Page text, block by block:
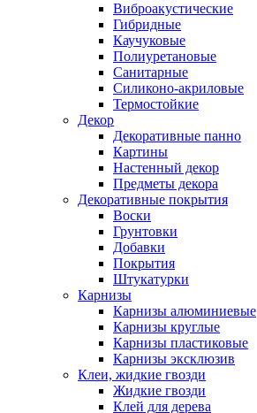
Виброакустические
Гибридные
Каучуковые
Полиуретановые
Санитарные
Силиконо-акриловые
Термостойкие
Декор
Декоративные панно
Картины
Настенный декор
Предметы декора
Декоративные покрытия
Воски
Грунтовки
Добавки
Покрытия
Штукатурки
Карнизы
Карнизы алюминиевые
Карнизы круглые
Карнизы пластиковые
Карнизы эксклюзив
Клеи, жидкие гвозди
Жидкие гвозди
Клей для дерева